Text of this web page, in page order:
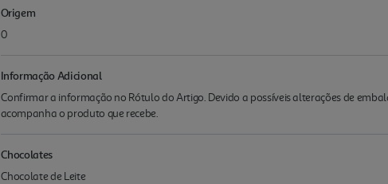
Origem
0
Informação Adicional
Confirmar a informação no Rótulo do Artigo. Devido a possíveis alterações de
acompanha o produto que recebe.
Chocolates
Chocolate de Leite